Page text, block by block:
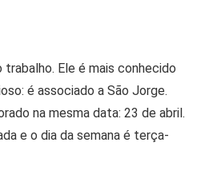
trabalho. Ele é mais conhecido
é associado a São Jorge.
na mesma data: 23 de abril.
e o dia da semana é terça-